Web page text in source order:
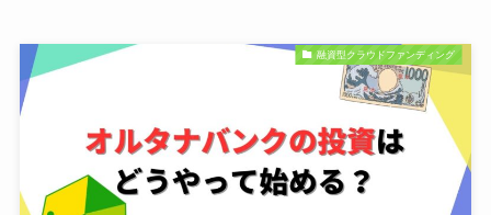
融資型クラウドファンディング